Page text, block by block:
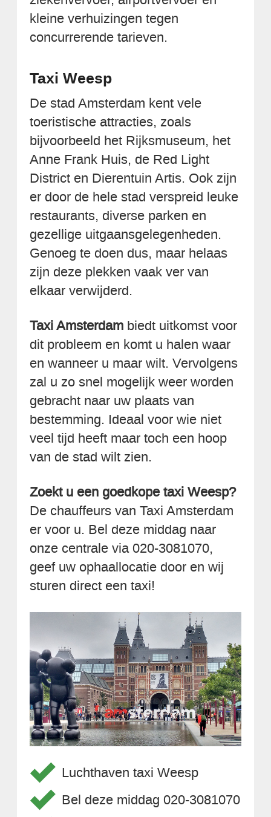
kleine verhuizingen tegen
concurrerende tarieven.
Taxi Weesp
De stad Amsterdam kent vele
toeristische attracties, zoals
bijvoorbeeld het Rijksmuseum, het
Anne Frank Huis, de Red Light
District en Dierentuin Artis. Ook zijn
er door de hele stad verspreid leuke
restaurants, diverse parken en
gezellige uitgaansgelegenheden.
Genoeg te doen dus, maar helaas
zijn deze plekken vaak ver van
elkaar verwijderd.
Taxi Amsterdam biedt uitkomst voor
dit probleem en komt u halen waar
en wanneer u maar wilt. Vervolgens
zal u zo snel mogelijk weer worden
gebracht naar uw plaats van
bestemming. Ideaal voor wie niet
veel tijd heeft maar toch een hoop
van de stad wilt zien.
Zoekt u een goedkope taxi Weesp?
De chauffeurs van Taxi Amsterdam
er voor u. Bel deze middag naar
onze centrale via 020-3081070,
geef uw ophaallocatie door en wij
sturen direct een taxi!
Luchthaven taxi Weesp
Bel deze middag 020-3081070